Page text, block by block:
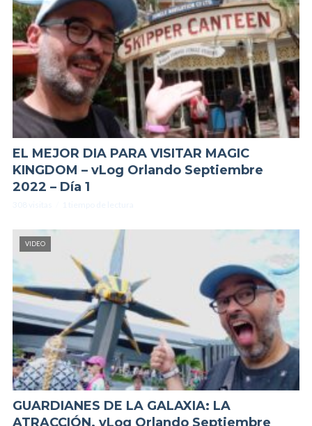
EL MEJOR DIA PARA VISITAR MAGIC
KINGDOM – vLog Orlando Septiembre
2022 – Día 1
VIDEO
GUARDIANES DE LA GALAXIA: LA
ATRACCIÓN. vLog Orlando Septiembre